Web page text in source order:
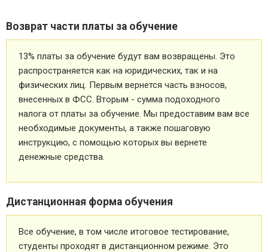
Возврат части платы за обучение
13% платы за обучение будут вам возвращены. Это
распространяется как на юридических, так и на
физических лиц. Первым вернется часть взносов,
внесенных в ФСС. Вторым - сумма подоходного
налога от платы за обучение. Мы предоставим вам все
необходимые документы, а также пошаговую
инструкцию, с помощью которых вы вернете
денежные средства.
Дистанционная форма обучения
Все обучение, в том числе итоговое тестирование,
студенты проходят в дистанционном режиме. Это